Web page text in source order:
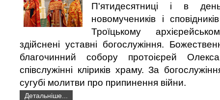
П'ятидесятниці і в
новомучеників і
Троїцькому
здійснені уставні богослужіння.
благочинний собору протоієрей
співслужінні кліриків храму. За
сугубі молитви про припинення війни.
Детальніше...